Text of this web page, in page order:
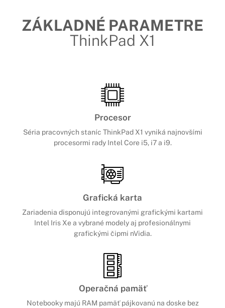
ZÁKLADNÉ PARAMETRE
ThinkPad X1
Procesor
Séria pracovných staníc ThinkPad X1 vyniká najnovšími
procesormi rady Intel Core i5, i7 a i9.
Grafická karta
Zariadenia disponujú integrovanými grafickými kartami
Intel Iris Xe a vybrané modely aj profesionálnymi
grafickými čipmi nVidia.
Operačná pamäť
Notebooky majú RAM pamäť pájkovanú na doske bez